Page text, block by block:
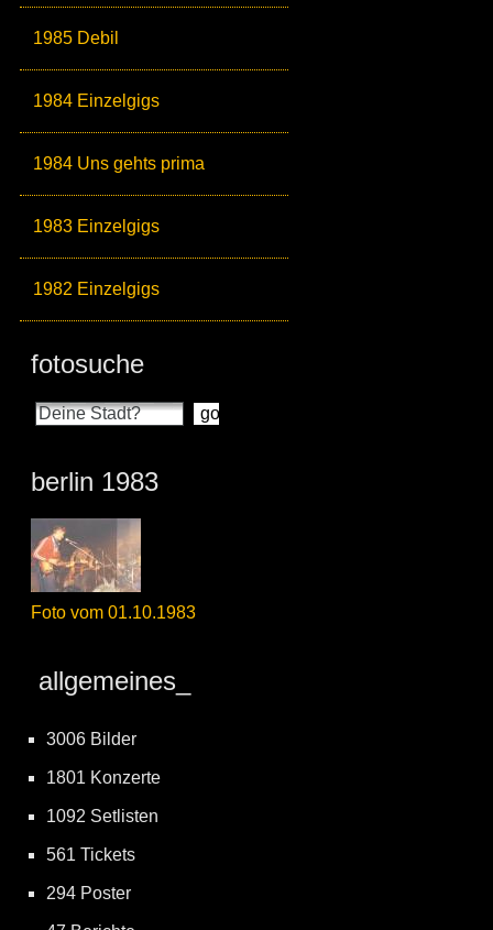
1985 Debil
1984 Einzelgigs
1984 Uns gehts prima
1983 Einzelgigs
1982 Einzelgigs
fotosuche
berlin 1983
Foto vom 01.10.1983
allgemeines_
3006 Bilder
1801 Konzerte
1092 Setlisten
561 Tickets
294 Poster